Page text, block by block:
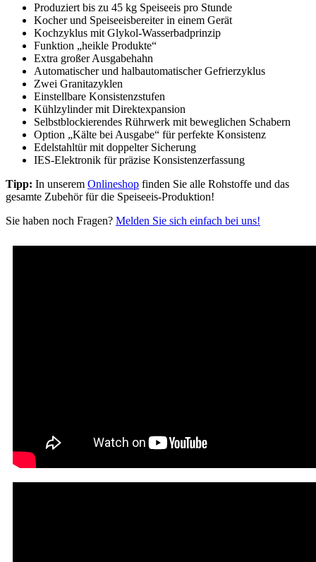
Produziert bis zu 45 kg Speiseeis pro Stunde
Kocher und Speiseeisbereiter in einem Gerät
Kochzyklus mit Glykol-Wasserbadprinzip
Funktion „heikle Produkte“
Extra großer Ausgabehahn
Automatischer und halbautomatischer Gefrierzyklus
Zwei Granitazyklen
Einstellbare Konsistenzstufen
Kühlzylinder mit Direktexpansion
Selbstblockierendes Rührwerk mit beweglichen Schabern
Option „Kälte bei Ausgabe“ für perfekte Konsistenz
Edelstahltür mit doppelter Sicherung
IES-Elektronik für präzise Konsistenzerfassung
Tipp: In unserem Onlineshop finden Sie alle Rohstoffe und das
gesamte Zubehör für die Speiseeis-Produktion!
Sie haben noch Fragen? Melden Sie sich einfach bei uns!